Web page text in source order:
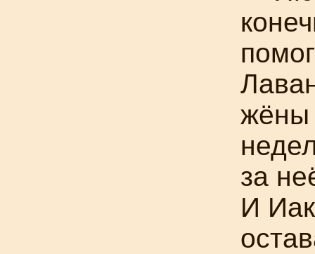
жёны
за
И